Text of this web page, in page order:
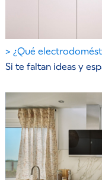
¿Qué
Si te faltan ideas y